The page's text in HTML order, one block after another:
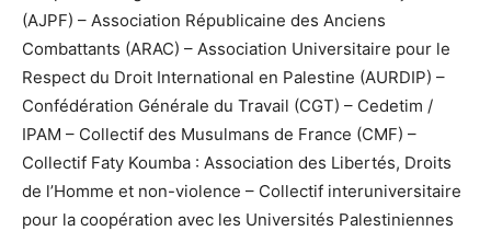
(AJPF) – Association Républicaine des Anciens
Combattants (ARAC) – Association Universitaire pour le
Respect du Droit International en Palestine (AURDIP) –
Confédération Générale du Travail (CGT) – Cedetim /
IPAM – Collectif des Musulmans de France (CMF) –
Collectif Faty Koumba : Association des Libertés, Droits
de l’Homme et non-violence – Collectif interuniversitaire
pour la coopération avec les Universités Palestiniennes